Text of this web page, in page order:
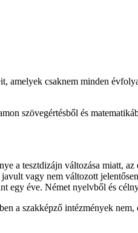
amelyek csaknem minden
szövegértésből és
a tesztdizájn változása miatt,
vagy nem változott
egy éve. Német nyelvből és
a szakképző intézmények